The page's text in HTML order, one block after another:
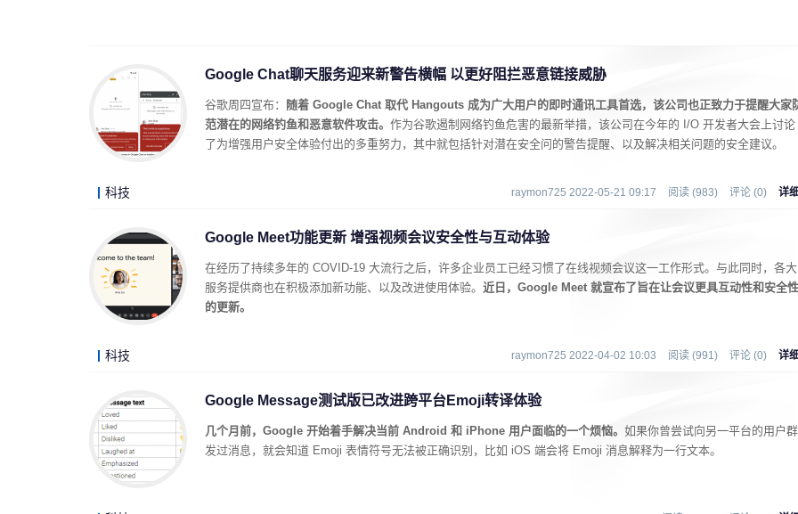
Google Chat聊天服务迎来新警告横幅 以更好阻拦恶意链接威胁
谷歌周四宣布：
随着 Google Chat 取代 Hangouts 成为广大用户的即时通讯工具首选，该公司也正致力于提醒大家
范潜在的网络钓鱼和恶意软件攻击。 作为谷歌遏制网络钓鱼危害的最新举措，该公司在今年的 I/O 开发者大会上讨论
了为增强用户安全体验付出的多重努力，其中就包括针对潜在安全问的警告提醒、以及解决相关问题的安全建议。
科技 raymon725 2022-05-21 09:17 阅读 (983) 评论 (0) 详
Google Meet功能更新 增强视频会议安全性与互动体验
在经历了持续多年的 COVID-19 大流行之后，许多企业员工已经习惯了在线视频会议这一工作形式。与此同时，各大
服务提供商也在积极添加新功能、以及改进使用体验。 近日，Google Meet 就宣布了旨在让会议更具互动性和安全性
的更新。
科技 raymon725 2022-04-02 10:03 阅读 (991) 评论 (0) 详
Google Message测试版已改进跨平台Emoji转译体验
几个月前，Google 开始着手解决当前 Android 和 iPhone 用户面临的一个烦恼。 如果你曾尝试向另一平台的用户群
发过消息，就会知道 Emoji 表情符号无法被正确识别，比如 iOS 端会将 Emoji 消息解释为一行文本。